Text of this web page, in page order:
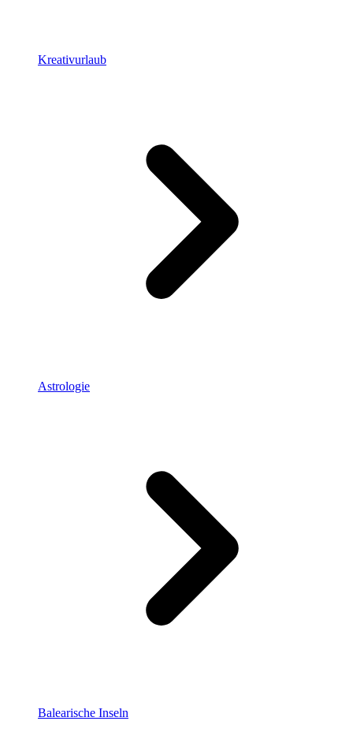
Kreativurlaub
Astrologie
Balearische Inseln